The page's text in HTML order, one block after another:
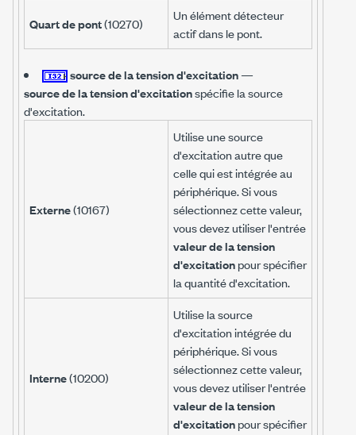
Quart de pont(10270)
Un élément détecteur
actif dans le pont.
source de la tension d'excitation—
source de la tension d'excitationspécifie la source
d'excitation.
Externe(10167)
Utilise une source
d'excitation autre que
celle qui est intégrée au
périphérique. Si vous
sélectionnez cette valeur,
vous devez utiliser l'entrée
valeur de la tension
d'excitationpour spécifier
la quantité d'excitation.
Interne(10200)
Utilise la source
d'excitation intégrée du
périphérique. Si vous
sélectionnez cette valeur,
vous devez utiliser l'entrée
valeur de la tension
d'excitationpour spécifier